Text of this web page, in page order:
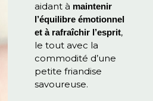
aidant à maintenir
l’équilibre émotionnel
et à rafraîchir l’esprit,
le tout avec la
commodité d’une
petite friandise
savoureuse.